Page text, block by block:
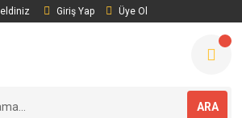
Giriş Yap Üye Ol
ARA